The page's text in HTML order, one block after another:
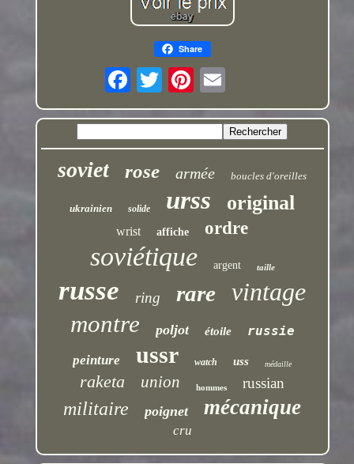
Share
soviet rose armée boucles d'oreilles
ukrainien solide urss original
wrist affiche ordre
soviétique argent taille
russe ring rare vintage
montre poljot étoile
russie
peinture
ussr watch uss médaille
raketa union hommes russian
militaire poignet mécanique
cru